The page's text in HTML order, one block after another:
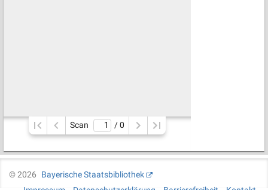
Scan / 0
©2026
Bayerische Staatsbibliothek